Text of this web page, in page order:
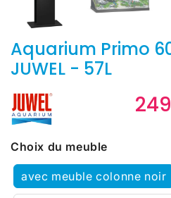
Aquarium Primo
JUWEL - 57L
Choix du meuble
avec meuble colonne noir